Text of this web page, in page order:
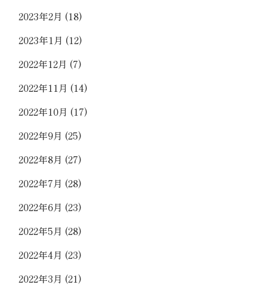
2023年2月 (18)
2023年1月 (12)
2022年12月 (7)
2022年11月 (14)
2022年10月 (17)
2022年9月 (25)
2022年8月 (27)
2022年7月 (28)
2022年6月 (23)
2022年5月 (28)
2022年4月 (23)
2022年3月 (21)